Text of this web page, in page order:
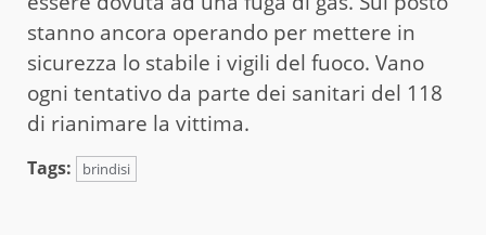
stanno ancora operando per mettere in
sicurezza lo stabile i vigili del fuoco. Vano
ogni tentativo da parte dei sanitari del 118
di rianimare la vittima.
Tags: brindisi